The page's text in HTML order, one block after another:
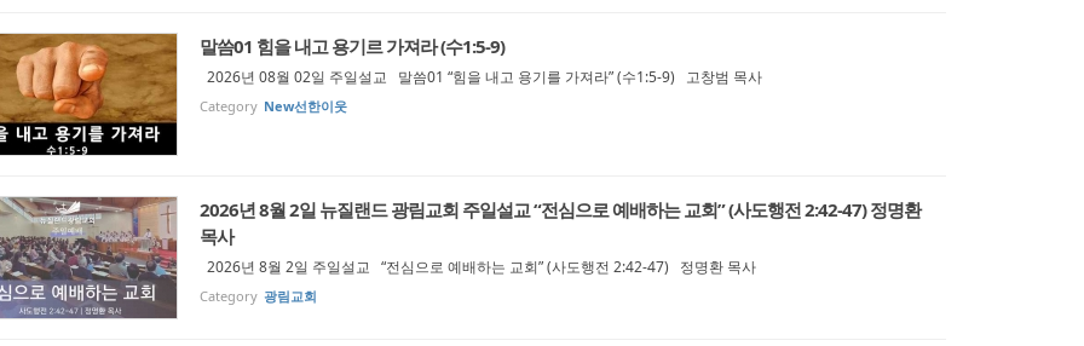
말씀01 힘을 내고 용기르 가져라 (수1:5-9)
2026년 08월 02일 주일설교 말씀01 “힘을 내고 용기를 가져라” (수1:5-9) 고창범 목사
Category New선한이웃
2026년 8월 2일 뉴질랜드 광림교회 주일설교 “전심으로 예배하는 교회” (사도행전 2:42-47) 정명환
목사
2026년 8월 2일 주일설교 “전심으로 예배하는 교회” (사도행전 2:42-47) 정명환 목사
Category 광림교회